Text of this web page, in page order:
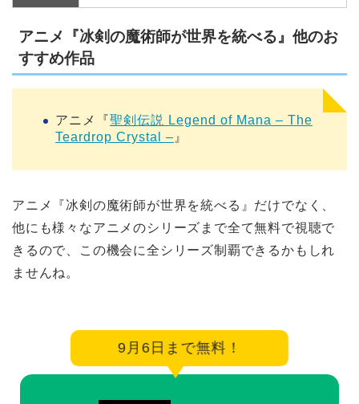
アニメ『冰剣の魔術師が世界を統べる』他のお
すすめ作品
アニメ『聖剣伝説 Legend of Mana – The
Teardrop Crystal – 』
アニメ『冰剣の魔術師が世界を統べる』だけでなく、
他にも様々なアニメのシリーズまで全て無料で視聴で
きるので、この機会に全シリーズ制覇できるかもしれ
ませんね。
9月6日まで無料！